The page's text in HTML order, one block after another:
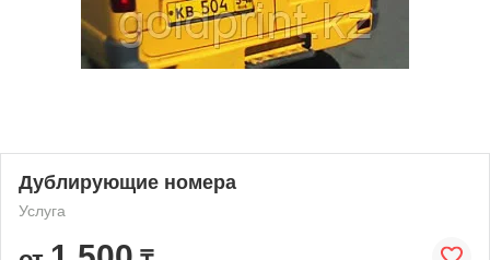
Дублирующие номера
Услуга